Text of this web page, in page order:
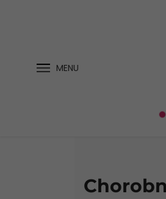
MENU